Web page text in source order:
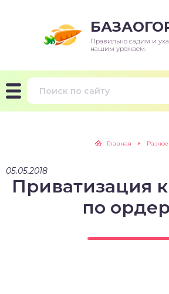
Правильно садим и
нашим урожаем.
Главная Разное
05.05.2018
Приватизация
по